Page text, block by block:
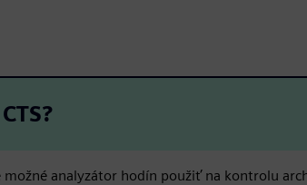
možné analyzátor hodín použiť na kontrolu